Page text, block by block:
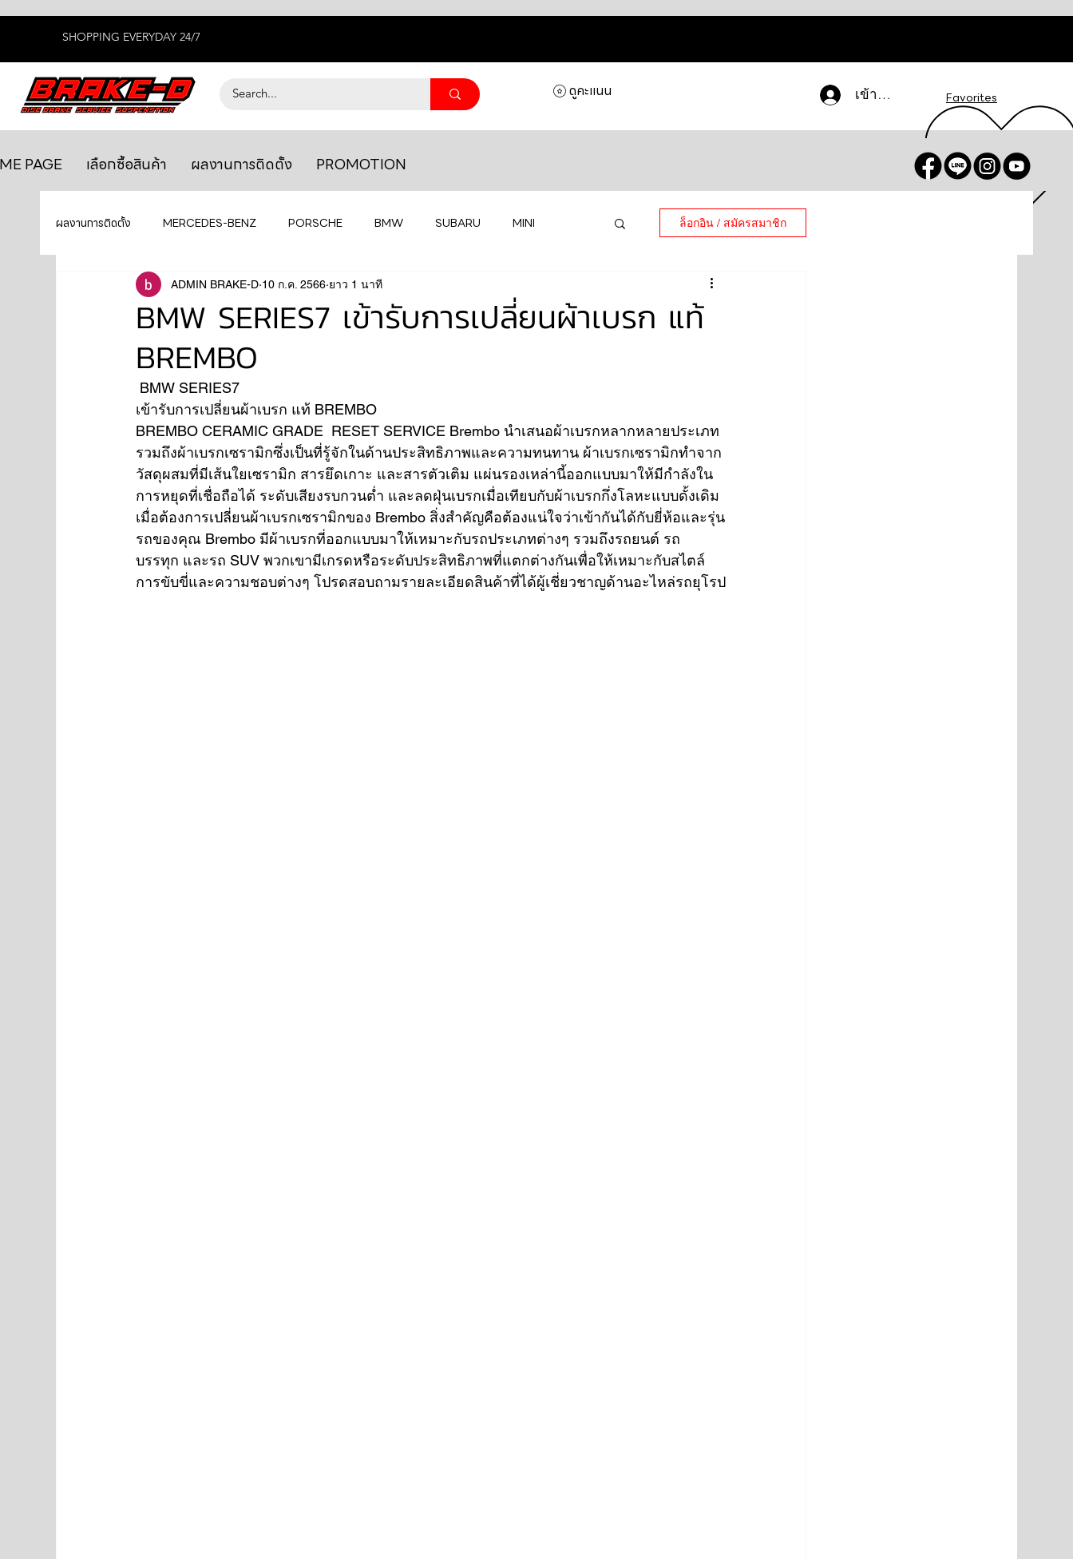
SHOPPING EVERYDAY 24/7
เข้าสู่ระบบ Favorites
ดูคะแนน
PAGE เลือกซื้อสินค้า ผลงานการติดตั้ง PROMOTION
ผลงานการติดตั้ง MERCEDES-BENZ PORSCHE BMW SUBARU MINI
BENTLEY LEXUS ยางรถยนต์ AUDI MASERATI
MAHLE MAZDA
FORD JAGUAR RANGE ROVER
Aston Martin
ล็อกอิน / สมัครสมาชิก
BMW SERIES7 เข้ารับการเปลี่ยนผ้าเบรก แท้
BREMBO
ADMIN BRAKE-D 10 ก.ค. 2566 ยาว 1 นาที
BMW SERIES7
เข้ารับการเปลี่ยนผ้าเบรก แท้ BREMBO
BREMBO CERAMIC GRADE  RESET SERVICE Brembo นำเสนอผ้าเบรกหลากหลายประเภท
รวมถึงผ้าเบรกเซรามิกซึ่งเป็นที่รู้จักในด้านประสิทธิภาพและความทนทาน ผ้าเบรกเซรามิกทำจาก
วัสดุผสมที่มีเส้นใยเซรามิก สารยึดเกาะ และสารตัวเติม แผ่นรองเหล่านี้ออกแบบมาให้มีกำลังใน
การหยุดที่เชื่อถือได้ ระดับเสียงรบกวนต่ำ และลดฝุ่นเบรกเมื่อเทียบกับผ้าเบรกกึ่งโลหะแบบดั้งเดิม
เมื่อต้องการเปลี่ยนผ้าเบรกเซรามิกของ Brembo สิ่งสำคัญคือต้องแน่ใจว่าเข้ากันได้กับยี่ห้อและรุ่น
รถของคุณ Brembo มีผ้าเบรกที่ออกแบบมาให้เหมาะกับรถประเภทต่างๆ รวมถึงรถยนต์ รถ
บรรทุก และรถ SUV พวกเขามีเกรดหรือระดับประสิทธิภาพที่แตกต่างกันเพื่อให้เหมาะกับสไตล์
การขับขี่และความชอบต่างๆ โปรดสอบถามรายละเอียดสินค้าที่ได้ผู้เชี่ยวชาญด้านอะไหล่รถยุโรป